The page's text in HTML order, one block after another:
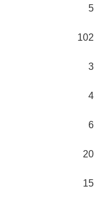
5
102
3
4
6
20
15